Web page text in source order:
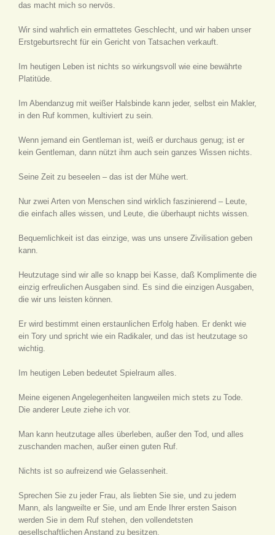
das macht mich so nervös.
Wir sind wahrlich ein ermattetes Geschlecht, und wir haben unser
Erstgeburtsrecht für ein Gericht von Tatsachen verkauft.
Im heutigen Leben ist nichts so wirkungsvoll wie eine bewährte
Platitüde.
Im Abendanzug mit weißer Halsbinde kann jeder, selbst ein Makler,
in den Ruf kommen, kultiviert zu sein.
Wenn jemand ein Gentleman ist, weiß er durchaus genug; ist er
kein Gentleman, dann nützt ihm auch sein ganzes Wissen nichts.
Seine Zeit zu beseelen – das ist der Mühe wert.
Nur zwei Arten von Menschen sind wirklich faszinierend – Leute,
die einfach alles wissen, und Leute, die überhaupt nichts wissen.
Bequemlichkeit ist das einzige, was uns unsere Zivilisation geben
kann.
Heutzutage sind wir alle so knapp bei Kasse, daß Komplimente die
einzig erfreulichen Ausgaben sind. Es sind die einzigen Ausgaben,
die wir uns leisten können.
Er wird bestimmt einen erstaunlichen Erfolg haben. Er denkt wie
ein Tory und spricht wie ein Radikaler, und das ist heutzutage so
wichtig.
Im heutigen Leben bedeutet Spielraum alles.
Meine eigenen Angelegenheiten langweilen mich stets zu Tode.
Die anderer Leute ziehe ich vor.
Man kann heutzutage alles überleben, außer den Tod, und alles
zuschanden machen, außer einen guten Ruf.
Nichts ist so aufreizend wie Gelassenheit.
Sprechen Sie zu jeder Frau, als liebten Sie sie, und zu jedem
Mann, als langweilte er Sie, und am Ende Ihrer ersten Saison
werden Sie in dem Ruf stehen, den vollendetsten
gesellschaftlichen Anstand zu besitzen.